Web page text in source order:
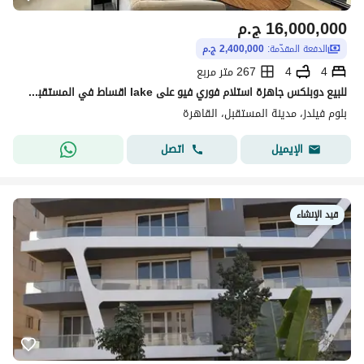
ج.م16,000,000
الدفعة المقدّمة: 2,400,000 ج.م
4
4
267 متر مربع
للبيع دوبلكس جاهزة استلام فوري فيو على lake اقساط في المستقبل سيتي دقائق من التجمع الخامس
بلوم فيلدز، مدينة المستقبل، القاهرة
الإيميل
اتصل
قيد الإنشاء